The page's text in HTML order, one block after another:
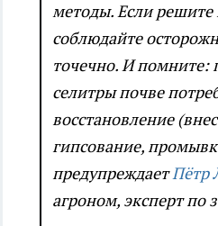
методы. Если
соблюдайте
точечно. И помните:
селитры почве
восстановление
гипсование,
предупреждаетПётр
агроном, эксперт по